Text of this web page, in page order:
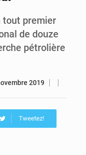
Le vice-président de la Banque mondiale, Ousmane Diagana, est en visite au Sénégal
tout premier
de douze
pétrolière
2019
Tweetez!